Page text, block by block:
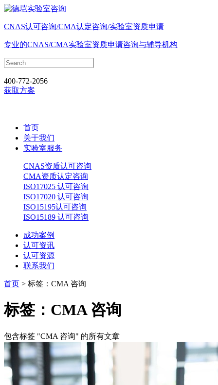
CNAS认可咨询/CMA认定咨询/实验室资质申请
专业的CNAS/CMA实验室资质申请咨询与辅导机构
400-772-2056
获取方案
首页
关于我们
实验室服务
CNAS资质认可咨询
CMA资质认定咨询
ISO17025 认可咨询
ISO17020 认可咨询
ISO15195认可咨询
ISO15189 认可咨询
成功案例
认可资讯
认可资源
联系我们
首页 > 标签：CMA 咨询
标签：CMA 咨询
包含标签 "CMA 咨询" 的所有文章